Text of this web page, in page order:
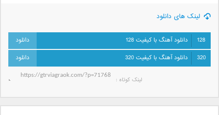
لینک های دانلود
128
دانلود آهنگ با کیفیت 128
320
دانلود آهنگ با کیفیت 320
لینک کوتاه‌ :